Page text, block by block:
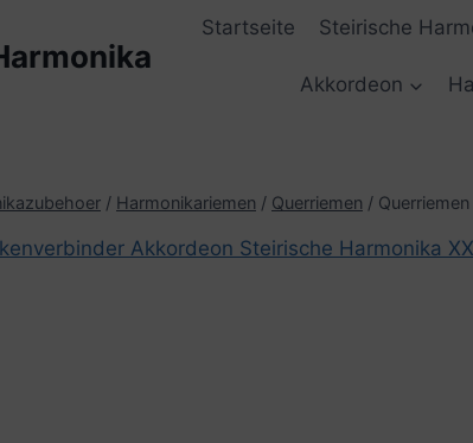
Startseite Steirische
Akkordeon
/ Harmonikariemen / Querriemen /